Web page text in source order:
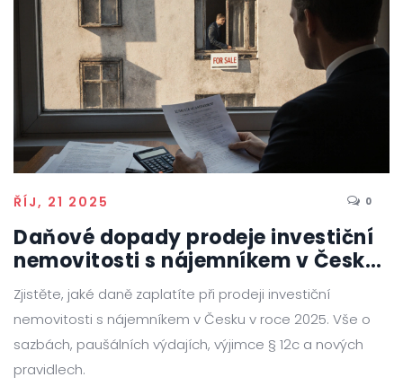
ŘÍJ, 21 2025 0
Daňové dopady prodeje investiční
nemovitosti s nájemníkem v Česku
2025
Zjistěte, jaké daně zaplatíte při prodeji investiční
nemovitosti s nájemníkem v Česku v roce 2025. Vše o
sazbách, paušálních výdajích, výjimce § 12c a nových
pravidlech.